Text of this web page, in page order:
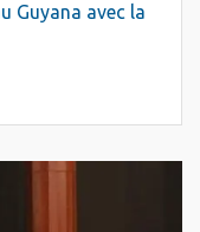
Guyana avec la